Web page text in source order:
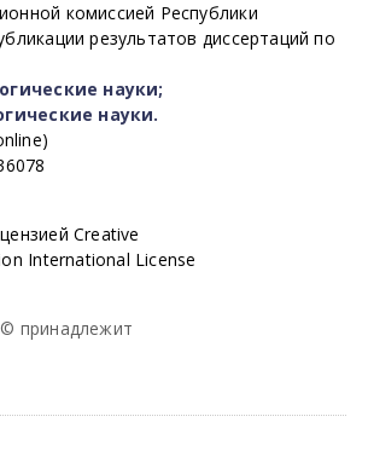
комиссией Республики
результатов диссертаций по
науки;
науки.
Creative
International License
принадлежит